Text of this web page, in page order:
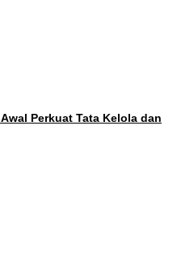
Perkuat Tata Kelola dan